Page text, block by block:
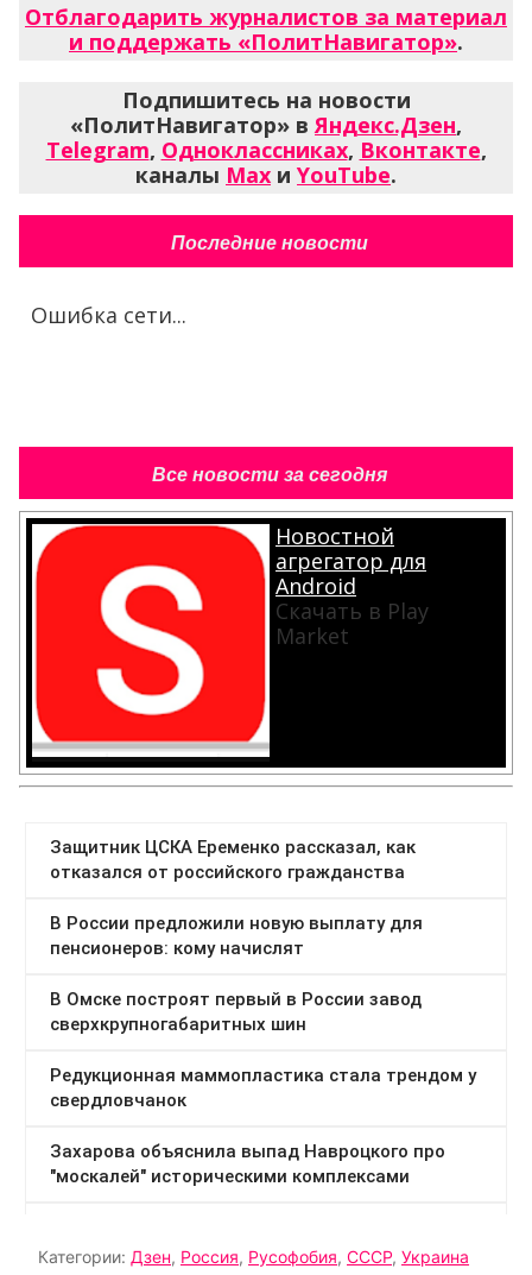
Отблагодарить журналистов за материал
и поддержать «ПолитНавигатор».
Подпишитесь на новости
«ПолитНавигатор» в Яндекс.Дзен,
Telegram, Одноклассниках, Вконтакте,
каналы Max и YouTube.
Последние новости
Ошибка сети...
Все новости за сегодня
Новостной
агрегатор для
Android
Скачать в Play
Market
Категории: Дзен, Россия, Русофобия, СССР, Украина